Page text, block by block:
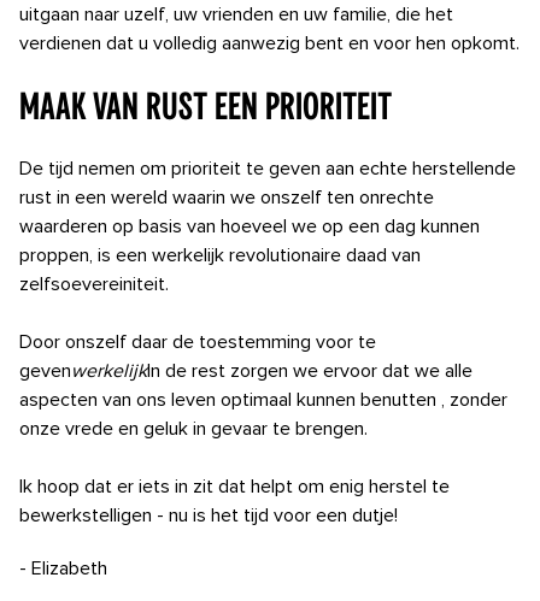
uitgaan naar uzelf, uw vrienden en uw familie, die het
verdienen dat u volledig aanwezig bent en voor hen opkomt.
Maak van rust een prioriteit
De tijd nemen om prioriteit te geven aan echte herstellende
rust in een wereld waarin we onszelf ten onrechte
waarderen op basis van hoeveel we op een dag kunnen
proppen, is een werkelijk revolutionaire daad van
zelfsoevereiniteit.
Door onszelf daar de toestemming voor te
gevenwerkelijkIn de rest zorgen we ervoor dat we alle
aspecten van ons leven optimaal kunnen benutten , zonder
onze vrede en geluk in gevaar te brengen.
Ik hoop dat er iets in zit dat helpt om enig herstel te
bewerkstelligen - nu is het tijd voor een dutje!
- Elizabeth